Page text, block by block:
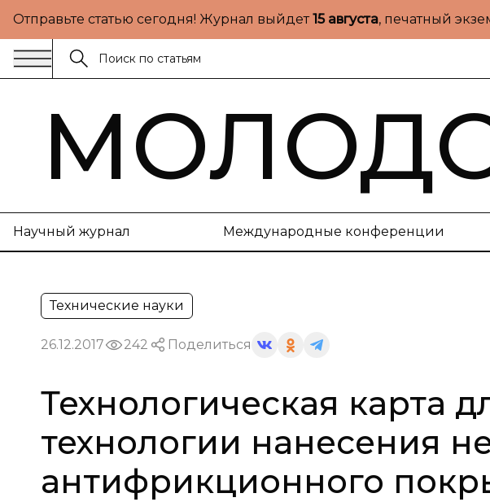
Отправьте статью сегодня! Журнал выйдет15 августа, печатный
Научный журнал Международные конференции
Технические науки
26.12.2017 242 Поделиться
Технологическая карта
технологии нанесения
антифрикционного